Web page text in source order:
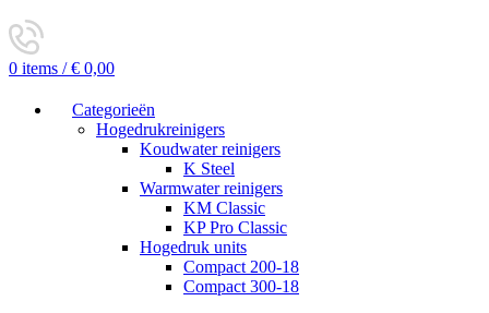
0 items / € 0,00
Categorieën
Hogedrukreinigers
Koudwater reinigers
K Steel
Warmwater reinigers
KM Classic
KP Pro Classic
Hogedruk units
Compact 200-18
Compact 300-18